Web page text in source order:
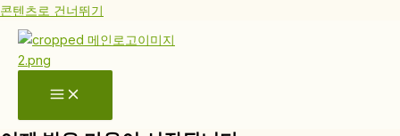
콘텐츠로 건너뛰기